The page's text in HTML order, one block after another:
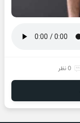
0 نظر